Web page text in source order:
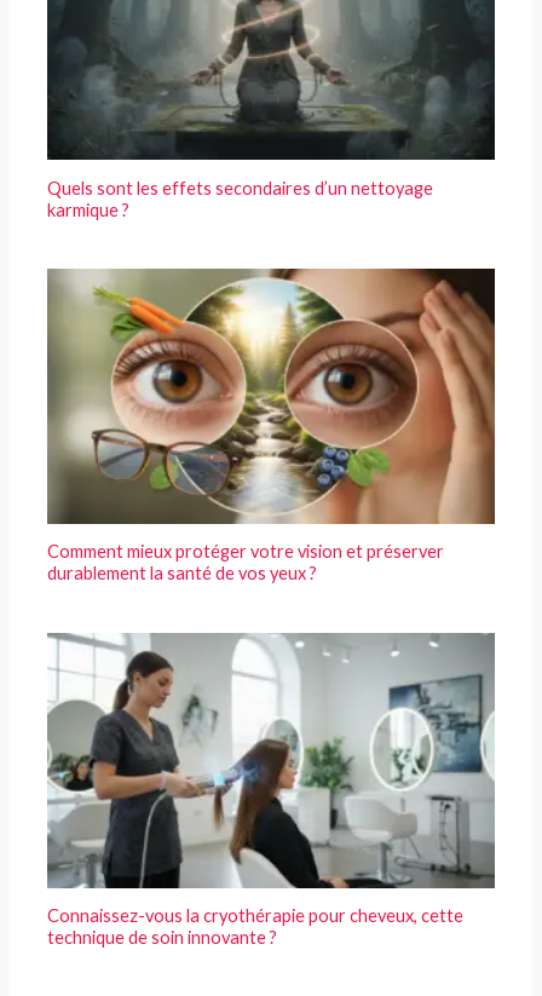
Quels sont les effets secondaires d’un nettoyage
karmique ?
Comment mieux protéger votre vision et préserver
durablement la santé de vos yeux ?
Connaissez-vous la cryothérapie pour cheveux, cette
technique de soin innovante ?